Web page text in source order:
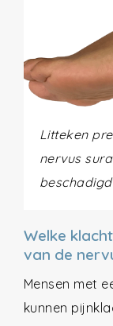
Litteken
nervus
Welke
van de
Mensen met
kunnen